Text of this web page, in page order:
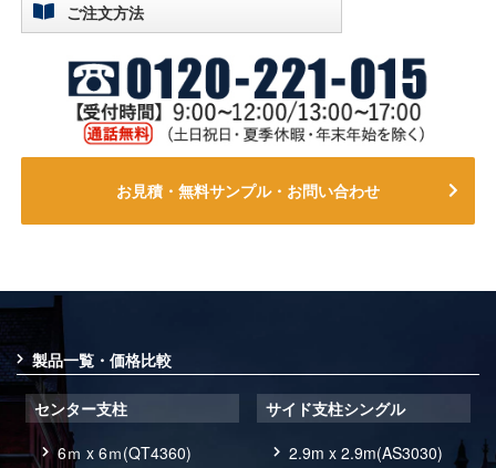
ご注文方法
お見積・無料サンプル・お問い合わせ
製品一覧・価格比較
センター支柱
6ｍ x 6ｍ(QT4360)
サイド支柱シングル
2.9m x 2.9m(AS3030)